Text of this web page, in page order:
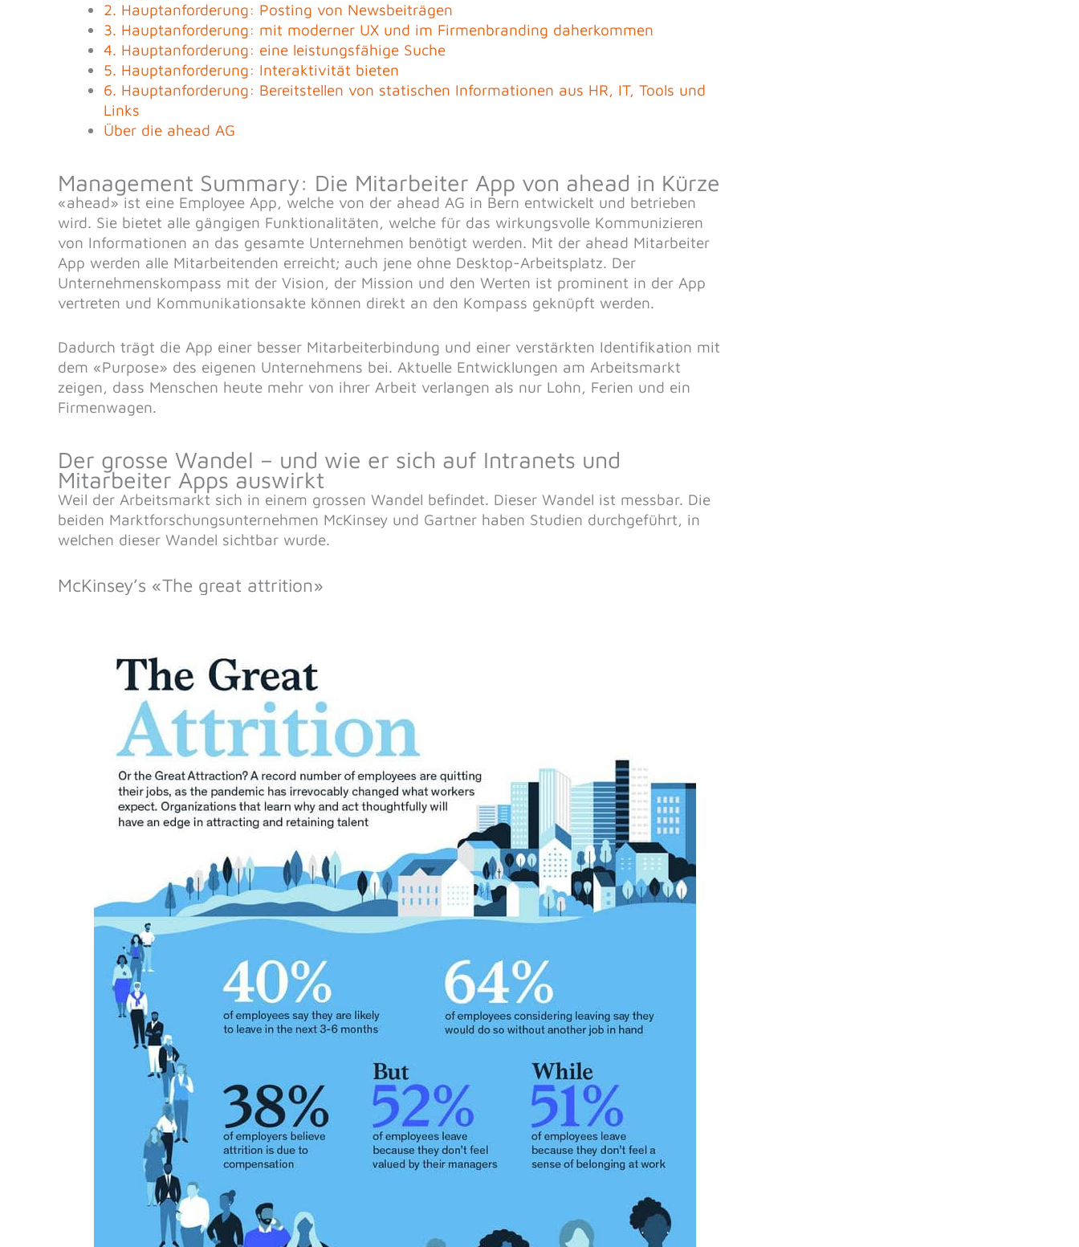
2. Hauptanforderung: Posting von Newsbeiträgen
3. Hauptanforderung: mit moderner UX und im Firmenbranding daherkommen
4. Hauptanforderung: eine leistungsfähige Suche
5. Hauptanforderung: Interaktivität bieten
6. Hauptanforderung: Bereitstellen von statischen Informationen aus HR, IT, Tools und
Links
Über die ahead AG
Management Summary: Die Mitarbeiter App von ahead in Kürze
«ahead» ist eine Employee App, welche von der ahead AG in Bern entwickelt und betrieben
wird. Sie bietet alle gängigen Funktionalitäten, welche für das wirkungsvolle Kommunizieren
von Informationen an das gesamte Unternehmen benötigt werden. Mit der ahead Mitarbeiter
App werden alle Mitarbeitenden erreicht; auch jene ohne Desktop-Arbeitsplatz. Der
Unternehmenskompass mit der Vision, der Mission und den Werten ist prominent in der App
vertreten und Kommunikationsakte können direkt an den Kompass geknüpft werden.
Dadurch trägt die App einer besser Mitarbeiterbindung und einer verstärkten Identifikation mit
dem «Purpose» des eigenen Unternehmens bei. Aktuelle Entwicklungen am Arbeitsmarkt
zeigen, dass Menschen heute mehr von ihrer Arbeit verlangen als nur Lohn, Ferien und ein
Firmenwagen.
Der grosse Wandel – und wie er sich auf Intranets und
Mitarbeiter Apps auswirkt
Weil der Arbeitsmarkt sich in einem grossen Wandel befindet. Dieser Wandel ist messbar. Die
beiden Marktforschungsunternehmen McKinsey und Gartner haben Studien durchgeführt, in
welchen dieser Wandel sichtbar wurde.
McKinsey’s «The great attrition»